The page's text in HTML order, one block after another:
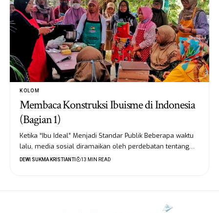
KOLOM
Membaca Konstruksi Ibuisme di Indonesia
(Bagian 1)
Ketika “Ibu Ideal” Menjadi Standar Publik Beberapa waktu
lalu, media sosial diramaikan oleh perdebatan tentang…
DEWI SUKMA KRISTIANTI 13 MIN READ